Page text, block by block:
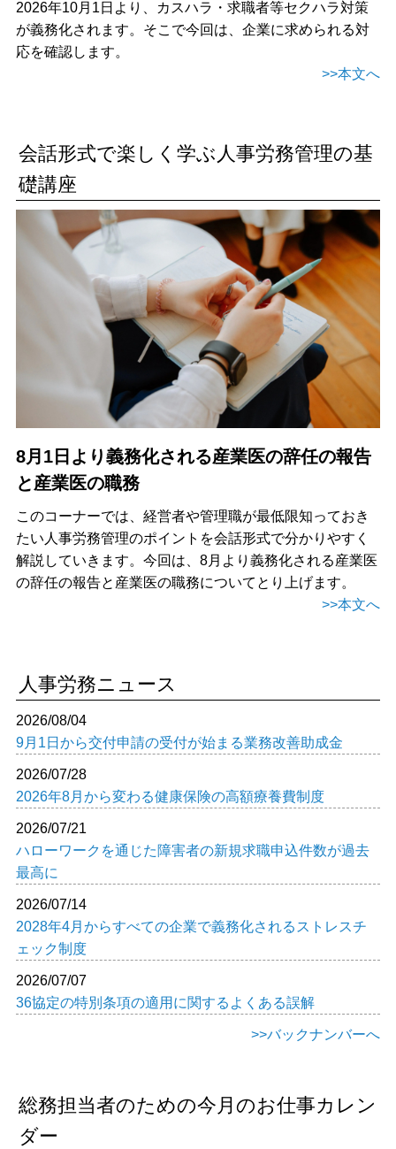
2026年10月1日より、カスハラ・求職者等セクハラ対策
が義務化されます。そこで今回は、企業に求められる対
応を確認します。
>>本文へ
会話形式で楽しく学ぶ人事労務管理の基
礎講座
8月1日より義務化される産業医の辞任の報告
と産業医の職務
このコーナーでは、経営者や管理職が最低限知っておき
たい人事労務管理のポイントを会話形式で分かりやすく
解説していきます。今回は、8月より義務化される産業医
の辞任の報告と産業医の職務についてとり上げます。
>>本文へ
人事労務ニュース
2026/08/04
9月1日から交付申請の受付が始まる業務改善助成金
2026/07/28
2026年8月から変わる健康保険の高額療養費制度
2026/07/21
ハローワークを通じた障害者の新規求職申込件数が過去
最高に
2026/07/14
2028年4月からすべての企業で義務化されるストレスチ
ェック制度
2026/07/07
36協定の特別条項の適用に関するよくある誤解
>>バックナンバーへ
総務担当者のための今月のお仕事カレン
ダー